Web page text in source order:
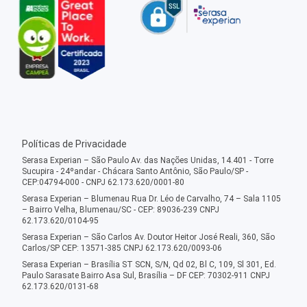
Políticas de Privacidade
Serasa Experian – São Paulo Av. das Nações Unidas, 14.401 - Torre
Sucupira - 24ºandar - Chácara Santo Antônio, São Paulo/SP -
CEP:04794-000 - CNPJ 62.173.620/0001-80
Serasa Experian – Blumenau Rua Dr. Léo de Carvalho, 74 – Sala 1105
– Bairro Velha, Blumenau/SC - CEP: 89036-239 CNPJ
62.173.620/0104-95
Serasa Experian – São Carlos Av. Doutor Heitor José Reali, 360, São
Carlos/SP CEP: 13571-385 CNPJ 62.173.620/0093-06
Serasa Experian – Brasília ST SCN, S/N, Qd 02, Bl C, 109, Sl 301, Ed.
Paulo Sarasate Bairro Asa Sul, Brasília – DF CEP: 70302-911 CNPJ
62.173.620/0131-68